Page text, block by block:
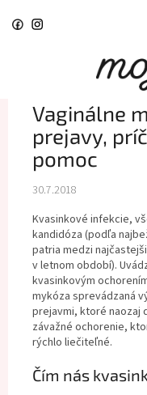
Vaginálne
prejavy,
pomoc
30.7.2018
Kvasinkové infekcie,
kandidóza (podľa
patria medzi
v letnom období).
kvasinkovým
mykóza sprevádzaná
prejavmi, ktoré naozaj
závažné ochorenie,
rýchlo liečiteľné.
Čím nás